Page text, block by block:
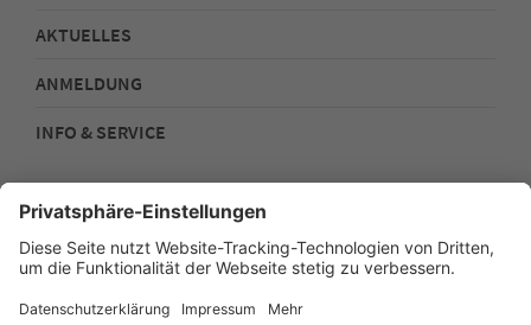
AKTUELLES
ANMELDUNG
INFO & SERVICE
Kontakt
Impressum
Datenschutz
Sitemap